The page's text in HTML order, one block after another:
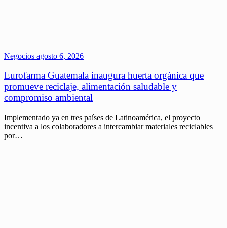
Negocios agosto 6, 2026
Eurofarma Guatemala inaugura huerta orgánica que
promueve reciclaje, alimentación saludable y
compromiso ambiental
Implementado ya en tres países de Latinoamérica, el proyecto
incentiva a los colaboradores a intercambiar materiales reciclables
por…